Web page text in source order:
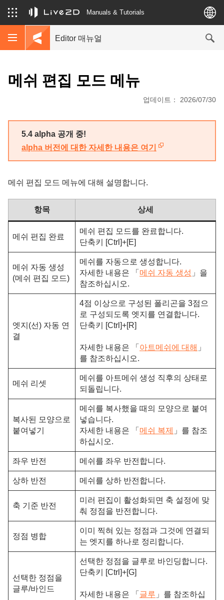
Manuals & Tutorials
Editor 매뉴얼
메쉬 편집 모드 메뉴
업데이트： 2026/07/30
5.4 alpha 공개 중!
alpha 버전에 대한 자세한 내용은 여기
메쉬 편집 모드 메뉴에 대해 설명합니다.
항목 상세
메쉬 편집 완료
메쉬 편집 모드를 완료합니다.
단축키 [Ctrl]+[E]
메쉬 자동 생성
(메쉬 편집 모드)
메쉬를 자동으로 생성합니다.
자세한 내용은 「 메쉬 자동 생성 」을
참조하십시오.
엣지(선) 자동 연
결
4점 이상으로 구성된 폴리곤을 3점으
로 구성되도록 엣지를 연결합니다.
단축키 [Ctrl]+[R]
자세한 내용은 「 아트메쉬에 대해 」
를 참조하십시오.
메쉬 리셋
메쉬를 아트메쉬 생성 직후의 상태로
되돌립니다.
복사된 모양으로
붙여넣기
메쉬를 복사했을 때의 모양으로 붙여
넣습니다.
자세한 내용은 「 메쉬 복제
」를 참조
하십시오.
좌우 반전 메쉬를 좌우 반전합니다.
상하 반전 메쉬를 상하 반전합니다.
축 기준 반전
미러 편집이 활성화되면 축 설정에 맞
춰 정점을 반전합니다.
정점 병합
이미 찍혀 있는 정점과 그것에 연결되
는 엣지를 하나로 정리합니다.
선택한 정점을
글루/바인드
선택한 정점을 글루로 바인딩합니다.
단축키 [Ctrl]+[G]
자세한 내용은 「 글루 」를 참조하십